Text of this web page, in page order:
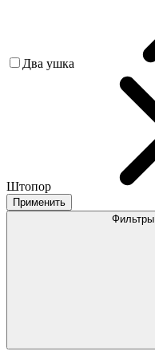
Два ушка
Штопор
Применить
Фильтры